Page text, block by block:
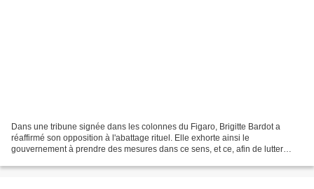
Dans une tribune signée dans les colonnes du Figaro, Brigitte Bardot a
réaffirmé son opposition à l'abattage rituel. Elle exhorte ainsi le
gouvernement à prendre des mesures dans ce sens, et ce, afin de lutter